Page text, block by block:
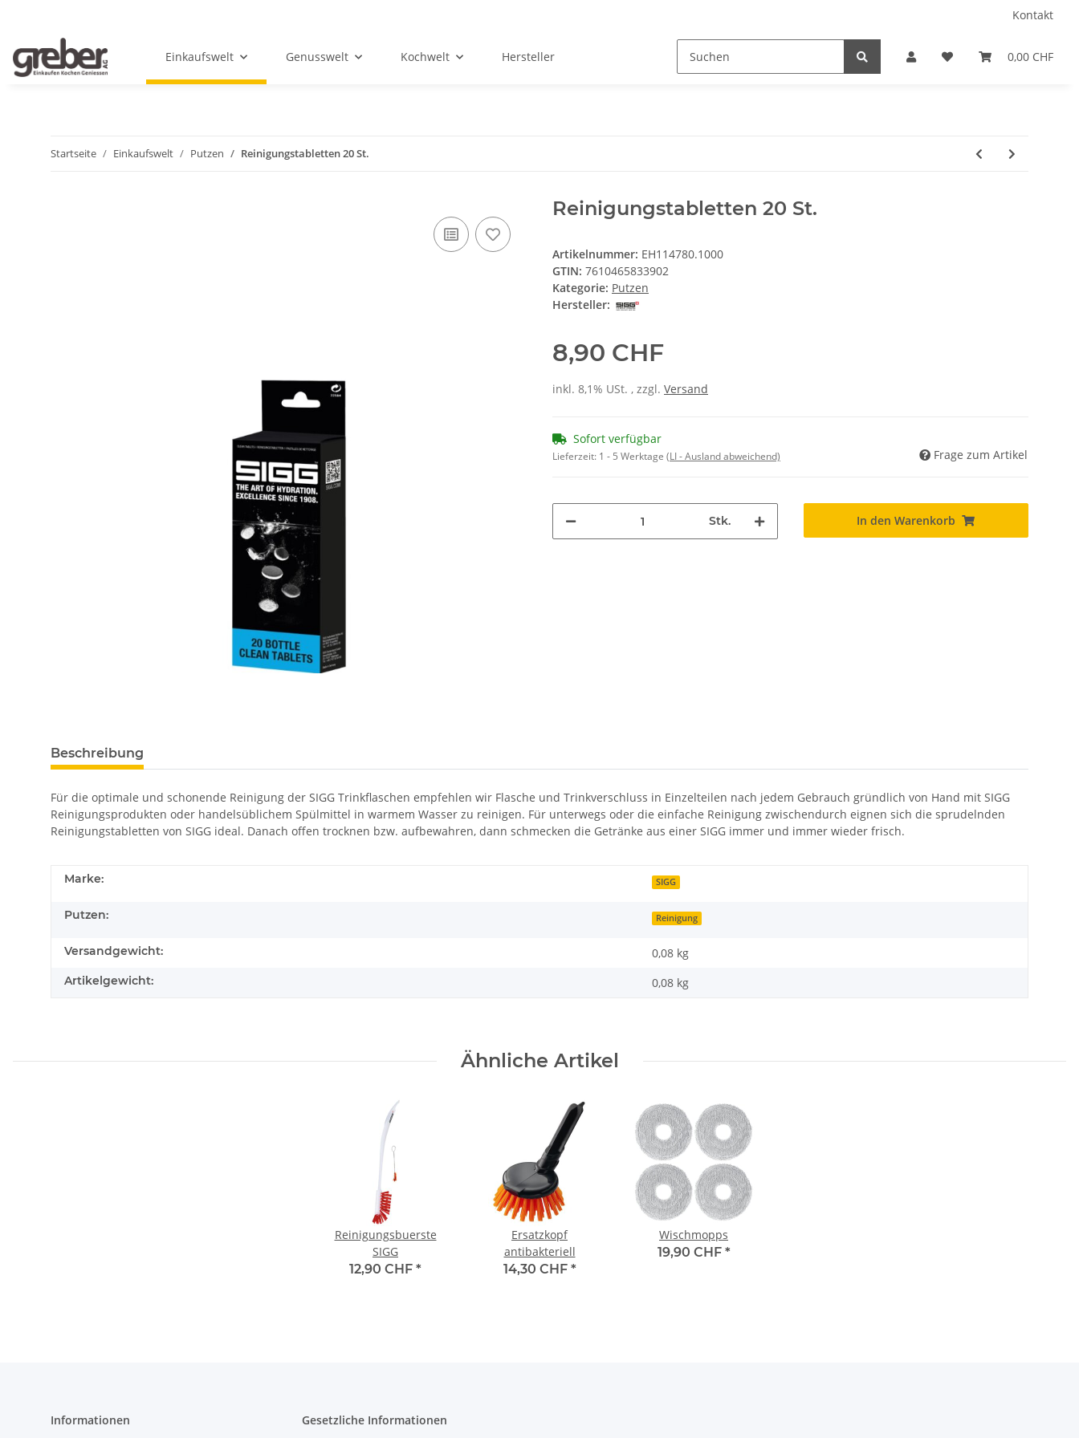
Kontakt
0,00 CHF
Einkaufswelt Genusswelt Kochwelt Hersteller
Startseite Einkaufswelt Putzen Reinigungstabletten 20 St.
Reinigungstabletten 20 St.
Artikelnummer: EH114780.1000
GTIN: 7610465833902
Kategorie: Putzen
Hersteller:
8,90 CHF
inkl. 8,1% USt. , zzgl. Versand
Sofort verfügbar
Lieferzeit: 1 - 5 Werktage (LI - Ausland abweichend) Frage zum Artikel
Stk. In den Warenkorb
Beschreibung
Für die optimale und schonende Reinigung der SIGG Trinkflaschen empfehlen wir Flasche und Trinkverschluss in Einzelteilen nach jedem Gebrauch gründlich von Hand mit SIGG
Reinigungsprodukten oder handelsüblichem Spülmittel in warmem Wasser zu reinigen. Für unterwegs oder die einfache Reinigung zwischendurch eignen sich die sprudelnden
Reinigungstabletten von SIGG ideal. Danach offen trocknen bzw. aufbewahren, dann schmecken die Getränke aus einer SIGG immer und immer wieder frisch.
Marke: SIGG
Putzen: Reinigung
Versandgewicht: 0,08 kg
Artikelgewicht: 0,08 kg
Ähnliche Artikel
Reinigungsbuerste
SIGG
12,90 CHF *
Ersatzkopf
antibakteriell
14,30 CHF *
Wischmopps
19,90 CHF *
Informationen Gesetzliche Informationen